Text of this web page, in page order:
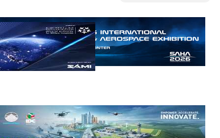
مع تصاعد حدة
الحرب الجوية
الروسية في
مالي رُصدت
طائرة أوريون
بدون طيار فوق
فإن الجمع بين
قدرة طائرة
أوريون على
التحليق…